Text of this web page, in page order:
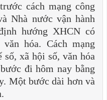
cách mạng công
Nhà nước vận hành
hướng XHCN có
hóa. Cách mạng
xã hội số, văn hóa
đi hôm nay bằng
Một bước dài hơn và